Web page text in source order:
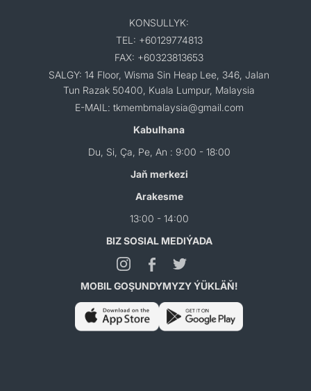
KONSULLYK:
TEL: +60129774813
FAX: +60323813653
SALGY: 14 Floor, Wisma Sin Heap Lee, 346, Jalan
Tun Razak 50400, Kuala Lumpur, Malaysia
E-MAIL: tkmembmalaysia@gmail.com
Kabulhana
Du, Si, Ça, Pe, An : 9:00 - 18:00
Jaň merkezi
Arakesme
13:00 - 14:00
BIZ SOSIAL MEDIÝADA
MOBIL GOŞUNDYMYZY ÝÜKLÄŇ!